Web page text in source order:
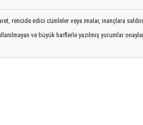
rencide edici cümleler veya imalar, inançlara
ve büyük harflerle yazılmış yorumlar